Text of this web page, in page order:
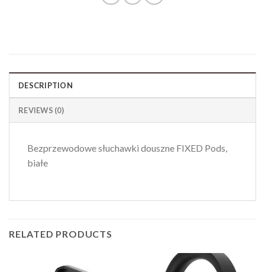
DESCRIPTION
REVIEWS (0)
Bezprzewodowe słuchawki douszne FIXED Pods,
białe
RELATED PRODUCTS